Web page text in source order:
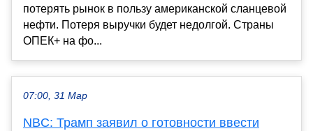
потерять рынок в пользу американской сланцевой
нефти. Потеря выручки будет недолгой. Страны
ОПЕК+ на фо...
07:00, 31 Мар
NBC: Трамп заявил о готовности ввести